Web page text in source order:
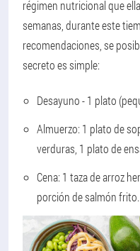
régimen nutricional que
semanas, durante este
recomendaciones, se
secreto es simple:
Desayuno - 1 plato
Almuerzo: 1 plato de
verduras, 1 plato de
Cena: 1 taza de arroz
porción de salmón frito.